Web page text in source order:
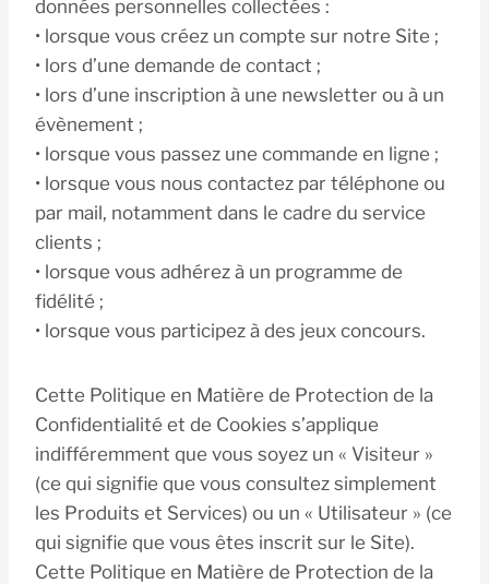
données personnelles collectées :
• lorsque vous créez un compte sur notre Site ;
• lors d’une demande de contact ;
• lors d’une inscription à une newsletter ou à un
évènement ;
• lorsque vous passez une commande en ligne ;
• lorsque vous nous contactez par téléphone ou
par mail, notamment dans le cadre du service
clients ;
• lorsque vous adhérez à un programme de
fidélité ;
• lorsque vous participez à des jeux concours.
Cette Politique en Matière de Protection de la
Confidentialité et de Cookies s’applique
indifféremment que vous soyez un « Visiteur »
(ce qui signifie que vous consultez simplement
les Produits et Services) ou un « Utilisateur » (ce
qui signifie que vous êtes inscrit sur le Site).
Cette Politique en Matière de Protection de la